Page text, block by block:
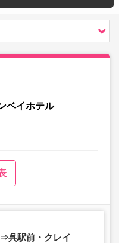
ベイホテル
呉駅前・クレイ